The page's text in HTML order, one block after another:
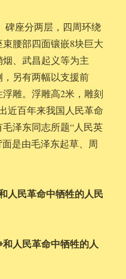
碑座分两层，四周环绕
腰部四面镶嵌8块巨大
、武昌起义等为主
另有两幅以支援前
雕。浮雕高2米，雕刻
近百年来我国人民革命
泽东同志所题“人民英
是由毛泽东起草、周
人民革命中牺牲的人民
人民革命中牺牲的人